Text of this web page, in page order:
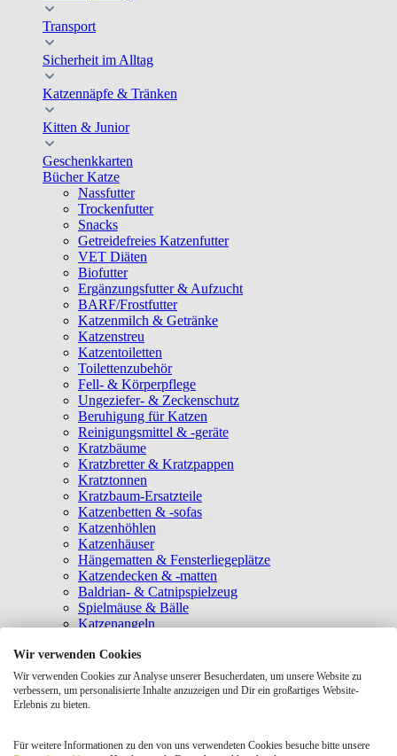
Transport
Sicherheit im Alltag
Katzennäpfe & Tränken
Kitten & Junior
Geschenkkarten
Bücher Katze
Nassfutter
Trockenfutter
Snacks
Getreidefreies Katzenfutter
VET Diäten
Biofutter
Ergänzungsfutter & Aufzucht
BARF/Frostfutter
Katzenmilch & Getränke
Katzenstreu
Katzentoiletten
Toilettenzubehör
Fell- & Körperpflege
Ungeziefer- & Zeckenschutz
Beruhigung für Katzen
Reinigungsmittel & -geräte
Kratzbäume
Kratzbretter & Kratzpappen
Kratztonnen
Kratzbaum-Ersatzteile
Katzenbetten & -sofas
Katzenhöhlen
Katzenhäuser
Hängematten & Fensterliegeplätze
Katzendecken & -matten
Baldrian- & Catnipspielzeug
Spielmäuse & Bälle
Katzenangeln
Laserpointer & Elektrospielzeug
Katzentunnel
Clicker & Target Sticks für Katzen
Weiteres Katzenspielzeug
Tragetaschen
Wir verwenden Cookies
Wir verwenden Cookies zur Analyse unserer Besucherdaten, um unsere Website zu
verbessern, um personalisierte Inhalte anzuzeigen und Dir ein großartiges Website-
Erlebnis zu bieten.
Für weitere Informationen zu den von uns verwendeten Cookies besuche bitte unsere